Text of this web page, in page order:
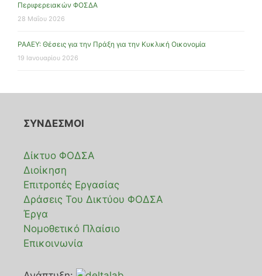
Περιφερειακών ΦΟΣΔΑ
28 Μαΐου 2026
ΡΑΑΕΥ: Θέσεις για την Πράξη για την Κυκλική Οικονομία
19 Ιανουαρίου 2026
ΣΥΝΔΕΣΜΟΙ
Δίκτυο ΦΟΔΣΑ
Διοίκηση
Επιτροπές Εργασίας
Δράσεις Του Δικτύου ΦΟΔΣΑ
Έργα
Νομοθετικό Πλαίσιο
Επικοινωνία